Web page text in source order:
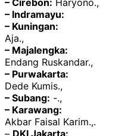
– Cirebon: Haryono.,
– Indramayu:
– Kuningan:
Aja.,
– Majalengka:
Endang Ruskandar.,
– Purwakarta:
Dede Kumis.,
– Subang: -.,
– Karawang:
Akbar Faisal Karim.,.